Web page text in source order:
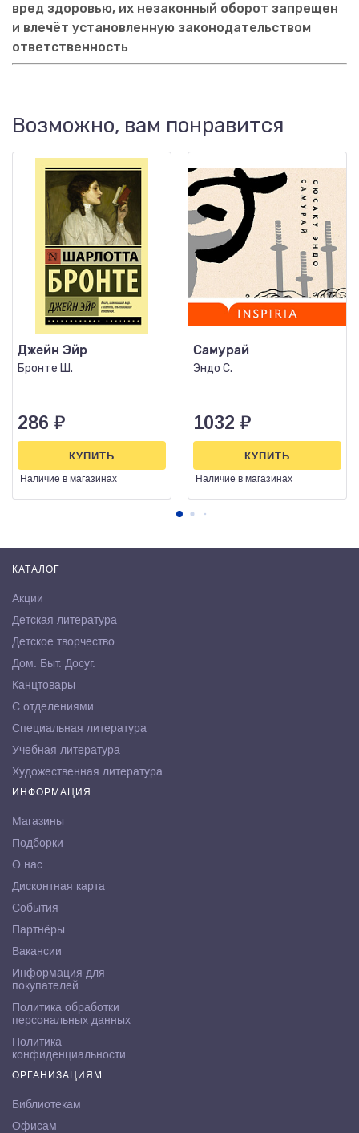
вред здоровью, их незаконный оборот запрещен
и влечёт установленную законодательством
ответственность
Возможно, вам понравится
Джейн Эйр
Бронте Ш.
286 ₽
Наличие в магазинах
КУПИТЬ
Самурай
Эндо С.
1032 ₽
Наличие в магазинах
КУПИТЬ
КАТАЛОГ
Акции
Детская литература
Детское творчество
Дом. Быт. Досуг.
Канцтовары
С отделениями
Специальная литература
Учебная литература
Художественная литература
ИНФОРМАЦИЯ
Магазины
Подборки
О нас
Дисконтная карта
События
Партнёры
Вакансии
Информация для
покупателей
Политика обработки
персональных данных
Политика
конфиденциальности
ОРГАНИЗАЦИЯМ
Библиотекам
Офисам